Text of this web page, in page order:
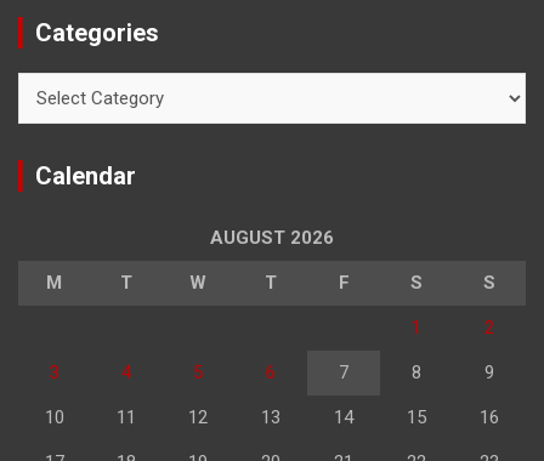
Categories
Calendar
AUGUST 2026
M T W T F S S
1 2
3 4 5 6 7 8 9
10 11 12 13 14 15 16